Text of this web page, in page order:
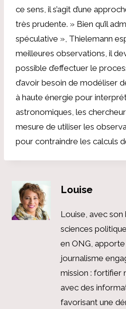
ce sens, il s’agit d’une
très prudente. » Bien qu’il
spéculative », Thielemann
meilleures observations, il
possible d’effectuer le
d’avoir besoin de modéliser
à haute énergie pour
astronomiques, les
mesure de utiliser les
pour contraindre les calculs
Louise
Louise, avec
sciences
en ONG,
journalisme
mission : fortifier
avec des
favorisant une